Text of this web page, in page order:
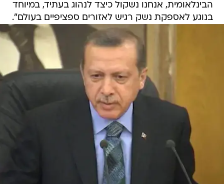
הבינלאומית, אנחנו נשקול כיצד לנהוג בעתיד, במיוחד
בנוגע לאספקת נשק רגיש לאזורים ספציפיים בעולם".